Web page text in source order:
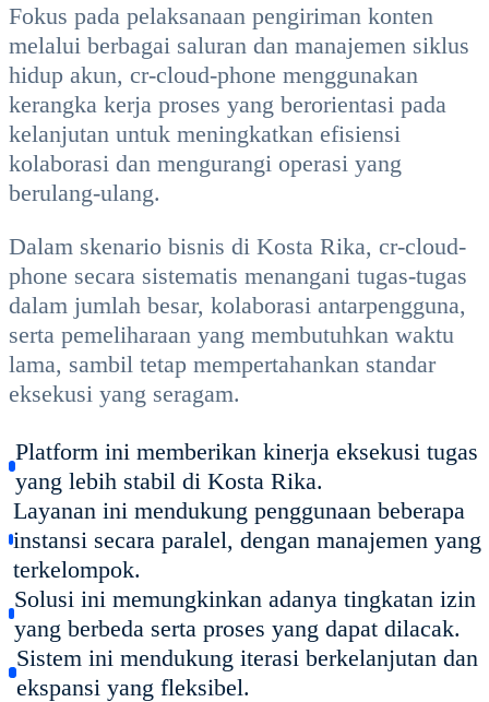
Fokus pada pelaksanaan pengiriman konten
melalui berbagai saluran dan manajemen siklus
hidup akun, cr-cloud-phone menggunakan
kerangka kerja proses yang berorientasi pada
kelanjutan untuk meningkatkan efisiensi
kolaborasi dan mengurangi operasi yang
berulang-ulang.
Dalam skenario bisnis di Kosta Rika, cr-cloud-
phone secara sistematis menangani tugas-tugas
dalam jumlah besar, kolaborasi antarpengguna,
serta pemeliharaan yang membutuhkan waktu
lama, sambil tetap mempertahankan standar
eksekusi yang seragam.
Platform ini memberikan kinerja eksekusi tugas
yang lebih stabil di Kosta Rika.
Layanan ini mendukung penggunaan beberapa
instansi secara paralel, dengan manajemen yang
terkelompok.
Solusi ini memungkinkan adanya tingkatan izin
yang berbeda serta proses yang dapat dilacak.
Sistem ini mendukung iterasi berkelanjutan dan
ekspansi yang fleksibel.